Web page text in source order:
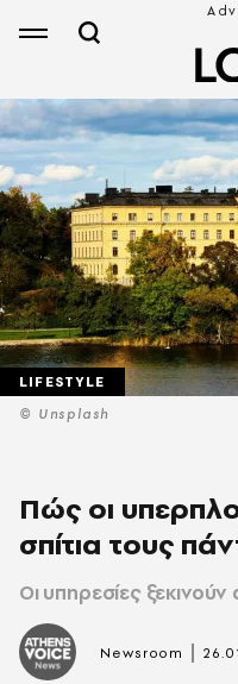
© Unsplash
LIFESTYLE
Πώς οι
σπίτια τους
Οι υπηρεσίες
Newsroom |